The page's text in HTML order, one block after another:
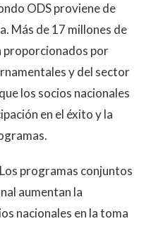
ODS proviene de
Más de 17 millones de
proporcionados por
y del sector
los socios nacionales
en el éxito y la
Los programas conjuntos
aumentan la
nacionales en la toma